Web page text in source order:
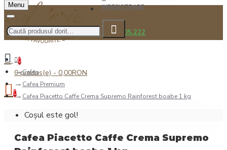
INREGISTRARE
0722.505.222
Menu
0
0 produs(e) - 0,00RON
0
Coșul este gol!
Cafea
Cafea Premium
Cafea Piacetto Caffe Crema Supremo Rainforest boabe 1 kg
Cafea Piacetto Caffe Crema Supremo